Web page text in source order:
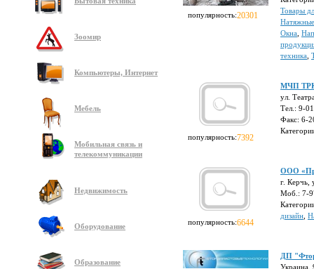
Зоомир
Компьютеры, Интернет
Мебель
Мобильная связь и
телекоммуникации
Недвижимость
Оборудование
Образование
популярность:20301
Товары
Окна
техника
популярность:7392
МЧП
ул.
Тел.: 9-
Факс: 6-
популярность:6644
ООО
г. Керчь,
Моб.: 7-
дизайн
ДП
Украина,